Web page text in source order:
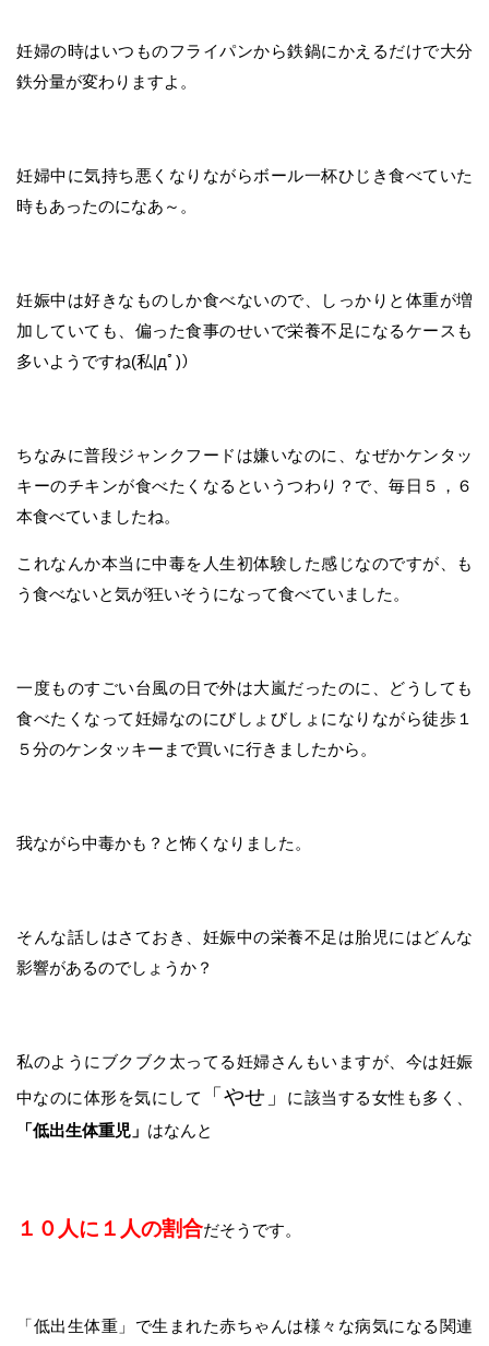
妊婦の時はいつものフライパンから鉄鍋にかえるだけで大分
鉄分量が変わりますよ。
妊婦中に気持ち悪くなりながらボール一杯ひじき食べていた
時もあったのになあ～。
妊娠中は好きなものしか食べないので、しっかりと体重が増
加していても、偏った食事のせいで栄養不足になるケースも
多いようですね(私|дﾟ)）
ちなみに普段ジャンクフードは嫌いなのに、なぜかケンタッ
キーのチキンが食べたくなるというつわり？で、毎日５，６
本食べていましたね。
これなんか本当に中毒を人生初体験した感じなのですが、も
う食べないと気が狂いそうになって食べていました。
一度ものすごい台風の日で外は大嵐だったのに、どうしても
食べたくなって妊婦なのにびしょびしょになりながら徒歩１
５分のケンタッキーまで買いに行きましたから。
我ながら中毒かも？と怖くなりました。
そんな話しはさておき、妊娠中の栄養不足は胎児にはどんな
影響があるのでしょうか？
私のようにブクブク太ってる妊婦さんもいますが、今は妊娠
中なのに体形を気にして
「やせ」
に該当する女性も多く、
「低出生体重児」 はなんと
１０人に１人の割合だそうです。
「低出生体重」で生まれた赤ちゃんは様々な病気になる関連